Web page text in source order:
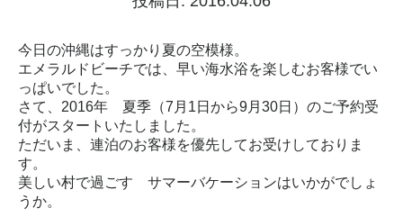
今日の沖縄はすっかり夏の空模様。
エメラルドビーチでは、早い海水浴を楽しむお客様でい
っぱいでした。
さて、2016年 夏季（7月1日から9月30日）のご予約受
付がスタートいたしました。
ただいま、連泊のお客様を優先してお受けしておりま
す。
美しい村で過ごす サマーバケーションはいかがでしょ
うか。